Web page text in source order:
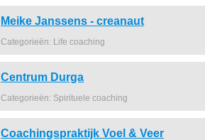
Meike Janssens - creanaut
Categorieën: Life coaching
Centrum Durga
Categorieën: Spirituele coaching
Coachingspraktijk Voel & Veer